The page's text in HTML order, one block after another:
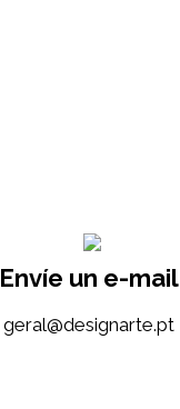
Envíe un e-mail
tp.etrangised@lareg